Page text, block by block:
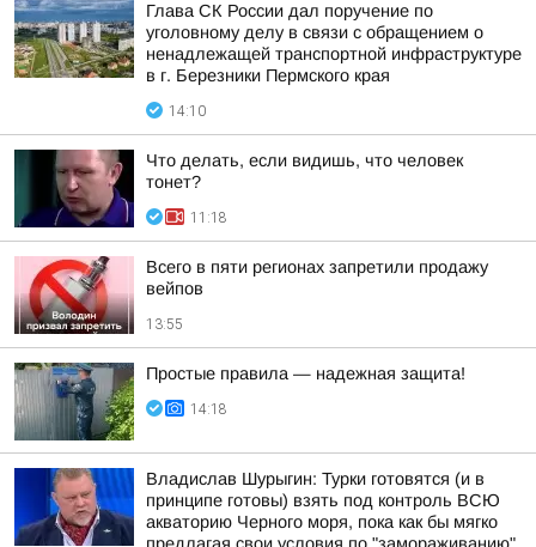
Глава СК России дал поручение по
уголовному делу в связи с обращением о
ненадлежащей транспортной инфраструктуре
в г. Березники Пермского края
14:10
Что делать, если видишь, что человек
тонет?
11:18
Всего в пяти регионах запретили продажу
вейпов
13:55
Простые правила — надежная защита!
14:18
Владислав Шурыгин: Турки готовятся (и в
принципе готовы) взять под контроль ВСЮ
акваторию Черного моря, пока как бы мягко